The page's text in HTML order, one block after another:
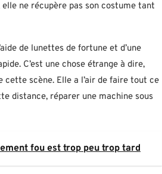
ne récupère pas son costume tant
de lunettes de fortune et d’une
C’est une chose étrange à dire,
cette scène. Elle a l’air de faire tout ce
distance, réparer une machine sous
fou est trop peu trop tard